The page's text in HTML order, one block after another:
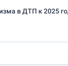
в ДТП к 2025